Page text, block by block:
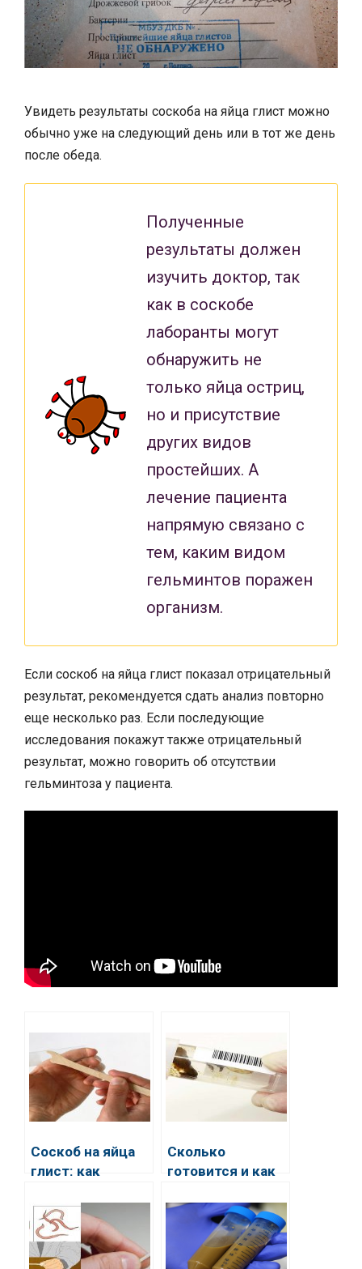
Увидеть результаты соскоба на яйца глист можно
обычно уже на следующий день или в тот же день
после обеда.
Полученные
результаты должен
изучить доктор, так
как в соскобе
лаборанты могут
обнаружить не
только яйца остриц,
но и присутствие
других видов
простейших. А
лечение пациента
напрямую связано с
тем, каким видом
гельминтов поражен
организм.
Если соскоб на яйца глист показал отрицательный
результат, рекомендуется сдать анализ повторно
еще несколько раз. Если последующие
исследования покажут также отрицательный
результат, можно говорить об отсутствии
гельминтоза у пациента.
Соскоб на яйца
глист: как
провести
процедуру
ребёнку
Сколько
готовится и как
кала на яйца
глист